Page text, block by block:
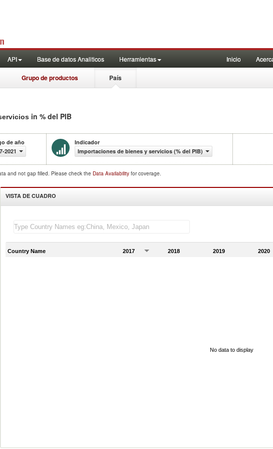
API Base de datos Analiticos Herramientas Inicio
Grupo de productos País
in % del PIB
de año
2021
Indicador
Importaciones de bienes y servicios (% del PIB)
and not gap filled. Please check the Data Availability for coverage.
VISTA DE CUADRO
Country Name 2017 2018 2019 2020
No data to display